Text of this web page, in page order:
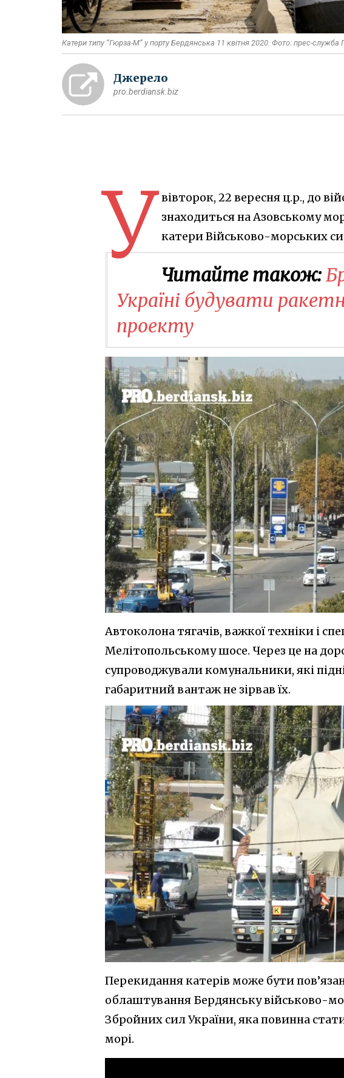
Катери типу “Гюрза-М” у порту Бердянська 11 квітня 2020. Фото: прес-служба
Джерело
pro.berdiansk.biz
У вівторок, 22 вересня ц.р., до
знаходиться на Азовському
катери Військово-морських
Читайте також:
Україні будувати
проекту
Автоколона тягачів, важкої техніки і
Мелітопольському шосе. Через це на
супроводжували комунальники, які
габаритний вантаж не зірвав їх.
Перекидання катерів може бути
облаштування Бердянську військово-
Збройних сил України, яка повинна
морі.